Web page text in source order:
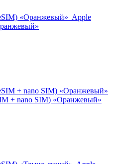
Apple
+ nano SIM) «Оранжевый»